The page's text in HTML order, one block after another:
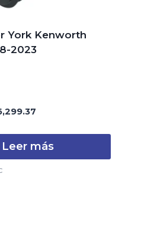
York Kenworth
2023
El
es:
Leer más